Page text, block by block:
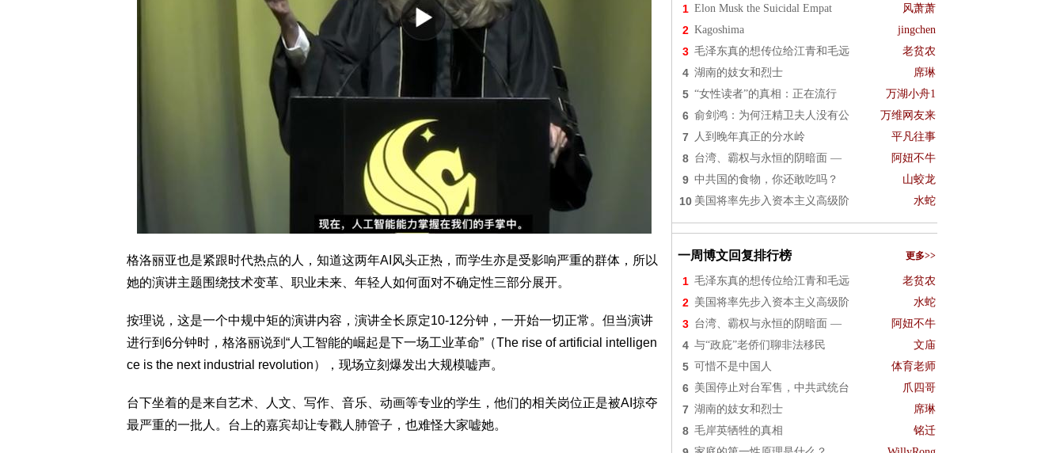
格洛丽亚也是紧跟时代热点的人，知道这两年AI风头正热，而学生亦是受影响严重的群体，所以
她的演讲主题围绕技术变革、职业未来、年轻人如何面对不确定性三部分展开。
按理说，这是一个中规中矩的演讲内容，演讲全长原定10-12分钟，一开始一切正常。但当演讲
进行到6分钟时，格洛丽说到“人工智能的崛起是下一场工业革命”（The rise of artificial intelligen
ce is the next industrial revolution），现场立刻爆发出大规模嘘声。
台下坐着的是来自艺术、人文、写作、音乐、动画等专业的学生，他们的相关岗位正是被AI掠夺
最严重的一批人。台上的嘉宾却让专戳人肺管子，也难怪大家嘘她。
1 Elon Musk the Suicidal Empat 风萧萧
2 Kagoshima jingchen
3 毛泽东真的想传位给江青和毛远 老贫农
4 湖南的妓女和烈士 席琳
5 “女性读者”的真相：正在流行 万湖小舟1
6 俞剑鸿：为何汪精卫夫人没有公 万维网友来
7 人到晚年真正的分水岭 平凡往事
8 台湾、霸权与永恒的阴暗面 — 阿妞不牛
9 中共国的食物，你还敢吃吗？ 山蛟龙
10 美国将率先步入资本主义高级阶 水蛇
一周博文回复排行榜 更多>>
1 毛泽东真的想传位给江青和毛远 老贫农
2 美国将率先步入资本主义高级阶 水蛇
3 台湾、霸权与永恒的阴暗面 — 阿妞不牛
4 与“政庇”老侨们聊非法移民 文庙
5 可惜不是中国人 体育老师
6 美国停止对台军售，中共武统台 爪四哥
7 湖南的妓女和烈士 席琳
8 毛岸英牺牲的真相 铭迁